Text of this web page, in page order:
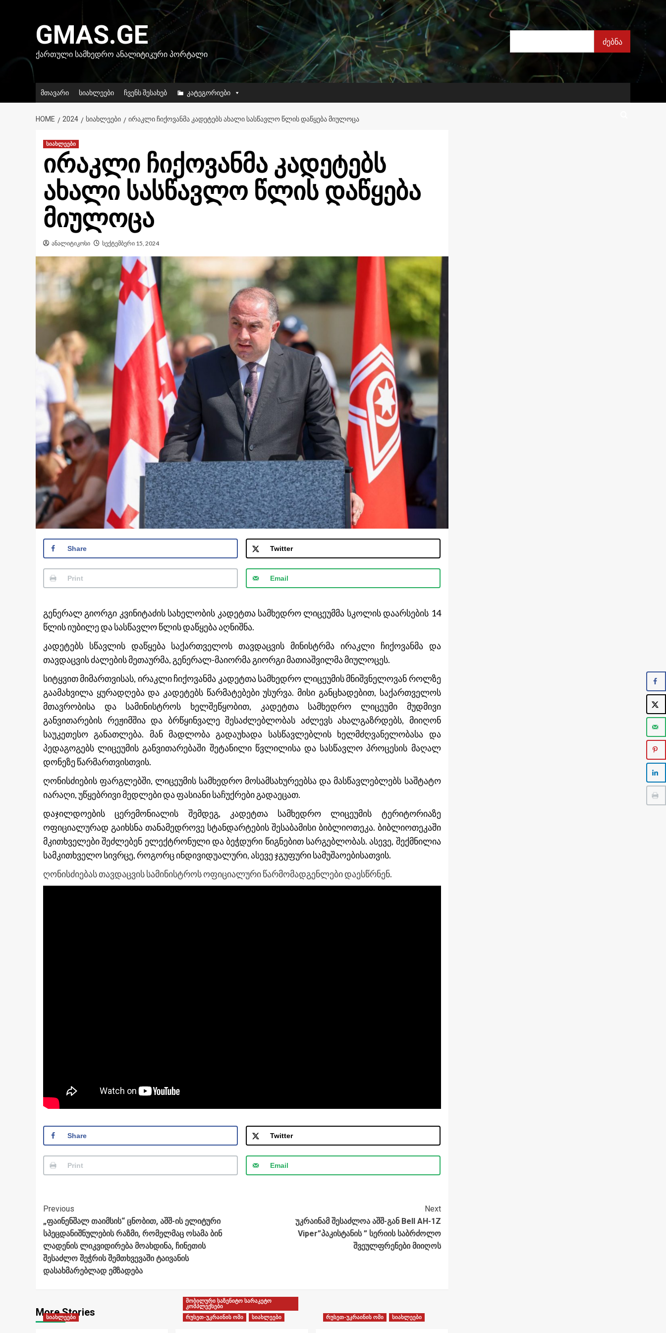
GMAS.GE
ᲥᲐᲠᲗᲣᲚᲘ ᲡᲐᲛᲮᲔᲓᲠᲝ ᲐᲜᲐᲚᲘᲢᲘᲙᲣᲠᲘ ᲞᲝᲠᲢᲐᲚᲘ
ძებნა
ძებნა
მთავარი სიახლეები ჩვენს შესახებ კატეგორიები
HOME 2024 ᲡᲘᲐᲮᲚᲔᲔᲑᲘ ᲘᲠᲐᲙᲚᲘ ᲩᲘᲥᲝᲕᲐᲜᲛᲐ ᲙᲐᲓᲔᲢᲔᲑᲡ ᲐᲮᲐᲚᲘ ᲡᲐᲡᲬᲐᲕᲚᲝ ᲬᲚᲘᲡ ᲓᲐᲬᲧᲔᲑᲐ ᲛᲘᲣᲚᲝᲪᲐ
სიახლეები
ირაკლი ჩიქოვანმა კადეტებს
ახალი სასწავლო წლის დაწყება
მიულოცა
ანალიტიკოსი სექტემბერი 15, 2024
Share Twitter
Print Email
გენერალ გიორგი კვინიტაძის სახელობის კადეტთა სამხედრო ლიცეუმმა სკოლის დაარსების 14
წლის იუბილე და სასწავლო წლის დაწყება აღნიშნა.
კადეტებს სწავლის დაწყება საქართველოს თავდაცვის მინისტრმა ირაკლი ჩიქოვანმა და
თავდაცვის ძალების მეთაურმა, გენერალ-მაიორმა გიორგი მათიაშვილმა მიულოცეს.
სიტყვით მიმართვისას, ირაკლი ჩიქოვანმა კადეტთა სამხედრო ლიცეუმის მნიშვნელოვან როლზე
გაამახვილა ყურადღება და კადეტებს წარმატებები უსურვა. მისი განცხადებით, საქართველოს
მთავრობისა და სამინისტროს ხელშეწყობით, კადეტთა სამხედრო ლიცეუმი მუდმივი
განვითარების რეჟიმშია და ბრწყინვალე შესაძლებლობას აძლევს ახალგაზრდებს, მიიღონ
საუკეთესო განათლება. მან მადლობა გადაუხადა სასწავლებლის ხელმძღვანელობასა და
პედაგოგებს ლიცეუმის განვითარებაში შეტანილი წვლილისა და სასწავლო პროცესის მაღალ
დონეზე წარმართვისთვის.
ღონისძიების ფარგლებში, ლიცეუმის სამხედრო მოსამსახურეებსა და მასწავლებლებს საშტატო
იარაღი, უწყებრივი მედლები და ფასიანი საჩუქრები გადაეცათ.
დაჯილდოების ცერემონიალის შემდეგ, კადეტთა სამხედრო ლიცეუმის ტერიტორიაზე
ოფიციალურად გაიხსნა თანამედროვე სტანდარტების შესაბამისი ბიბლიოთეკა. ბიბლიოთეკაში
მკითხველები შეძლებენ ელექტრონული და ბეჭდური წიგნებით სარგებლობას. ასევე, შექმნილია
სამკითხველო სივრცე, როგორც ინდივიდუალური, ასევე ჯგუფური სამუშაოებისათვის.
ღონისძიებას თავდაცვის სამინისტროს ოფიციალური წარმომადგენლები დაესწრნენ.
Share Twitter
Print Email
Post
Navigation
Previous
„ფაინენშალ თაიმსის“ ცნობით, აშშ-ის ელიტური
სპეცდანიშნულების რაზმი, რომელმაც ოსამა ბინ
ლადენის ლიკვიდირება მოახდინა, ჩინეთის
შესაძლო შეჭრის შემთხვევაში ტაივანის
დასახმარებლად ემზადება
Next
უკრაინამ შესაძლოა აშშ-გან Bell AH-1Z
Viper”პაკისტანის ” სერიის საბრძოლო
შვეულფრენები მიიღოს
More Stories
სიახლეები
მობილური საზენიტო სარაკეტო
კომპლექსები
რუსეთ-უკრაინის ომი
სიახლეები რუსეთ-უკრაინის ომი სიახლეები